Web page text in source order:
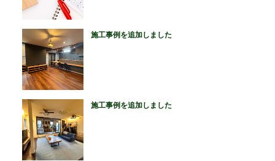
施工事例を追加しました
施工事例を追加しました